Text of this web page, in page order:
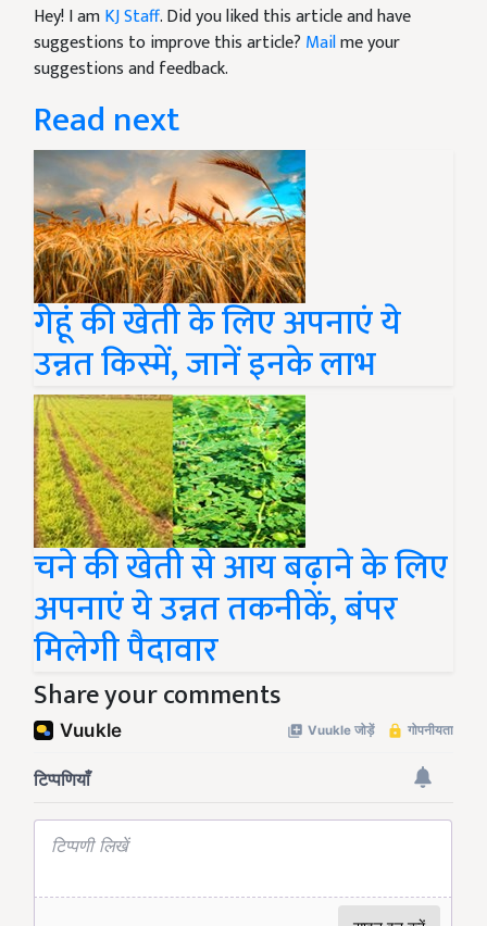
Hey! I amKJ Staff. Did you liked this article and have
suggestions to improve this article? Mailme your
suggestions and feedback.
Read next
गेहूं की खेती के लिए अपनाएं ये
उन्नत किस्में, जानें इनके लाभ
चने की खेती से आय बढ़ाने के लिए
अपनाएं ये उन्नत तकनीकें, बंपर
मिलेगी पैदावार
Share your comments